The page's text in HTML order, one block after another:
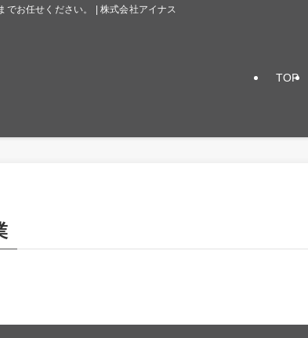
お任せください。 | 株式会社アイナス
TOP